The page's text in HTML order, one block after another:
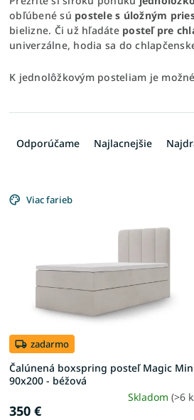
obľúbené sú postele s úložným
bielizne. Či už hľadáte posteľ pre
univerzálne, hodia sa do
K jednolôžkovým posteliam je
a
i
o
v
Odporúčame Najlacnejšie
ý
k
t
o
v
Viac farieb
zadarmo
Čalúnená boxspring posteľ Magic
90x200 - béžová
Skladom(>6
350 €